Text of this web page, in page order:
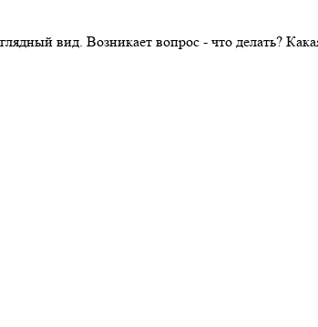
вид. Возникает вопрос - что делать?